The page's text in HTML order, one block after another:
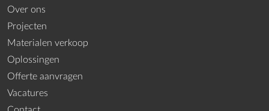
Over ons
Projecten
Materialen verkoop
Oplossingen
Offerte aanvragen
Vacatures